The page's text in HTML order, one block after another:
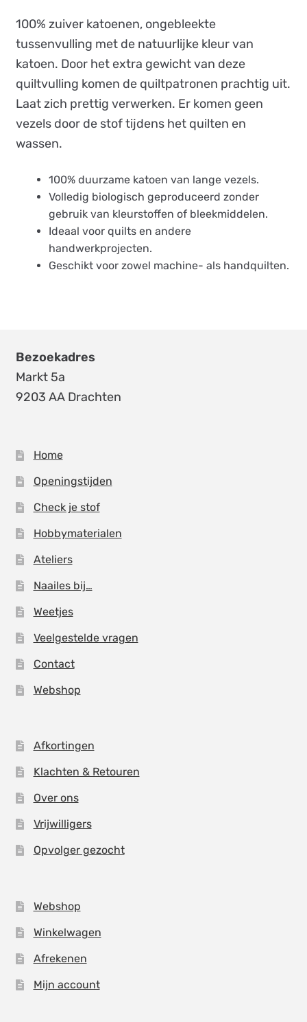
100% zuiver katoenen, ongebleekte
tussenvulling met de natuurlijke kleur van
katoen. Door het extra gewicht van deze
quiltvulling komen de quiltpatronen prachtig uit.
Laat zich prettig verwerken. Er komen geen
vezels door de stof tijdens het quilten en
wassen.
100% duurzame katoen van lange vezels.
Volledig biologisch geproduceerd zonder
gebruik van kleurstoffen of bleekmiddelen.
Ideaal voor quilts en andere
handwerkprojecten.
Geschikt voor zowel machine- als handquilten.
Bezoekadres
Markt 5a
9203 AA Drachten
Home
Openingstijden
Check je stof
Hobbymaterialen
Ateliers
Naailes bij…
Weetjes
Veelgestelde vragen
Contact
Webshop
Afkortingen
Klachten & Retouren
Over ons
Vrijwilligers
Opvolger gezocht
Webshop
Winkelwagen
Afrekenen
Mijn account